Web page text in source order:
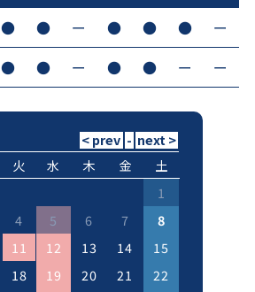
● ● ー ● ● ●
ー
● ● ー ● ● ー ー
火 水 木 金
土
1
4 5 6 7
8
11 12 13 14
15
18 19 20 21
22